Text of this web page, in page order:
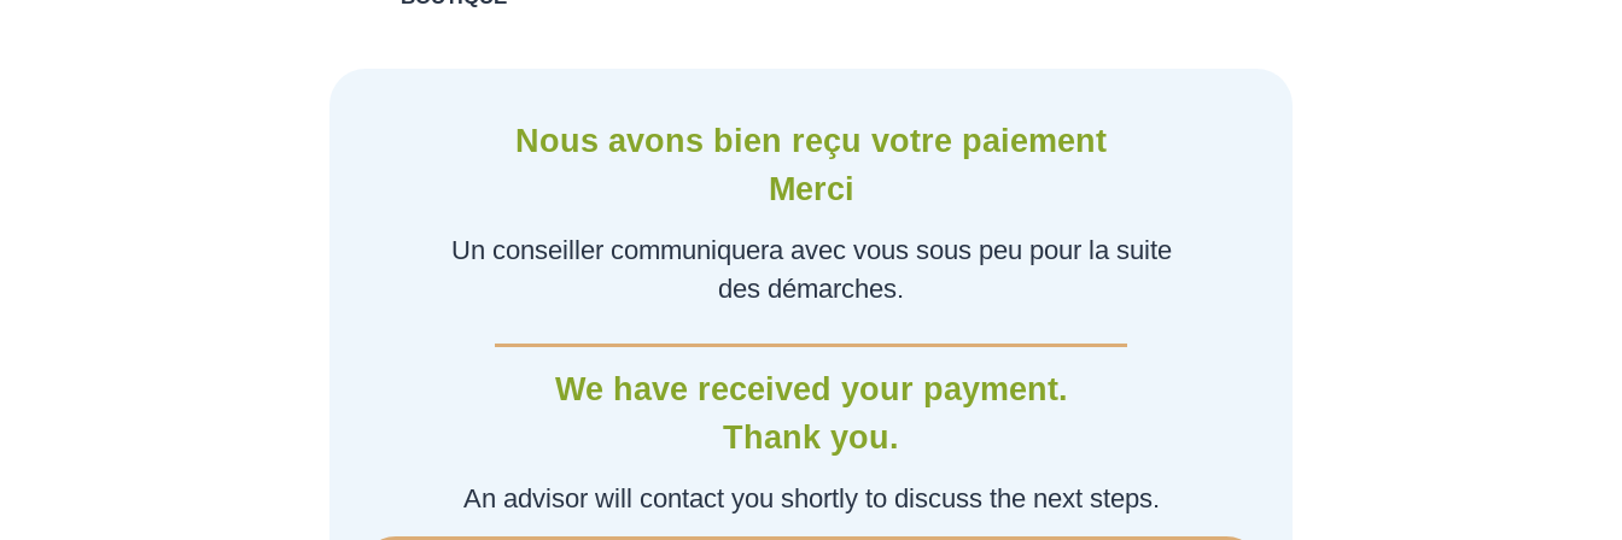
Nous avons bien reçu votre paiement
Merci
Un conseiller communiquera avec vous sous peu pour la suite
des démarches.
We have received your payment.
Thank you.
An advisor will contact you shortly to discuss the next steps.